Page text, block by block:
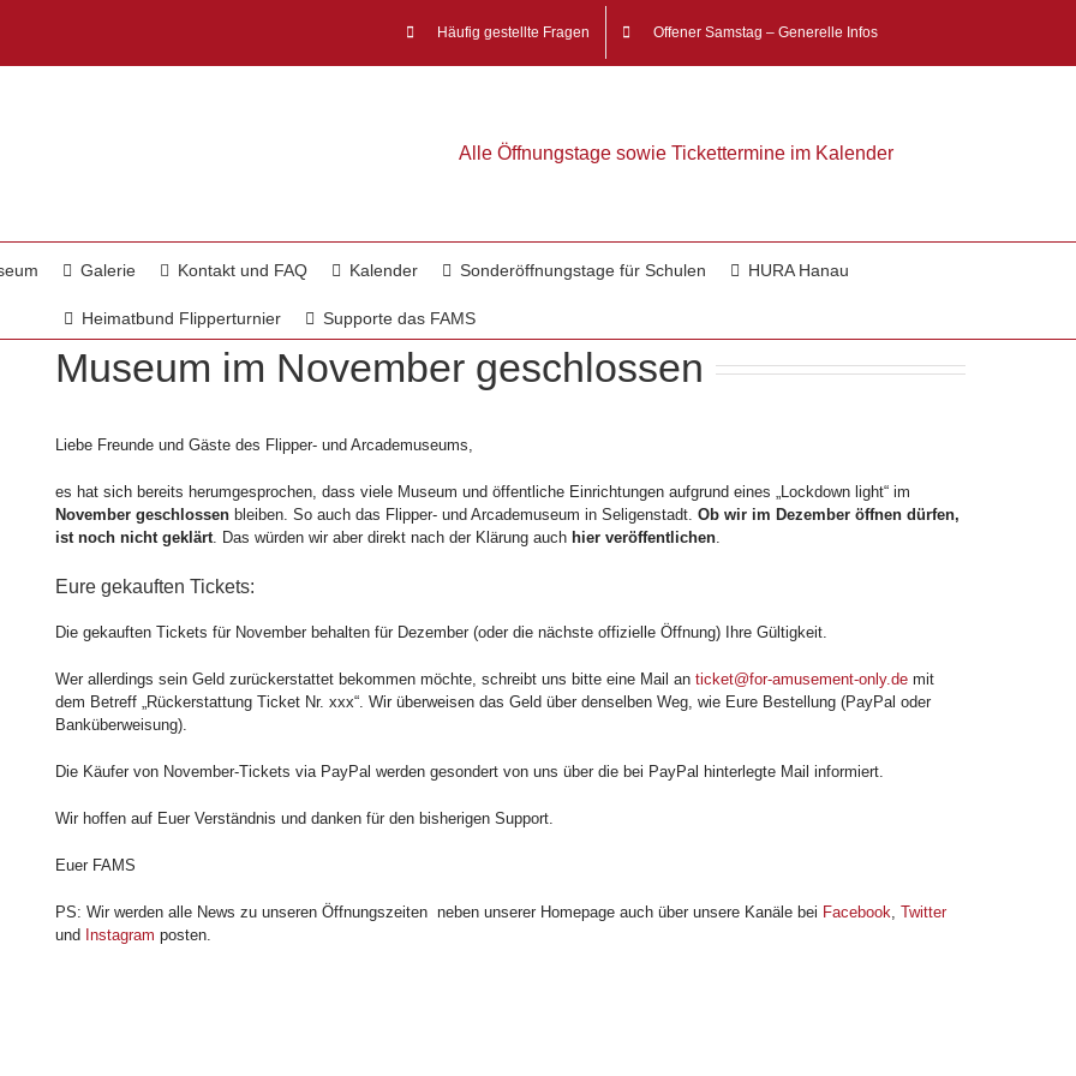
Häufig gestellte Fragen Offener Samstag – Generelle Infos
Alle Öffnungstage sowie Tickettermine im Kalender
Galerie Kontakt und FAQ Kalender Sonderöffnungstage für Schulen HURA Hanau
Heimatbund Flipperturnier Supporte das FAMS
Museum im November geschlossen
Liebe Freunde und Gäste des Flipper- und Arcademuseums,
es hat sich bereits herumgesprochen, dass viele Museum und öffentliche Einrichtungen aufgrund eines „Lockdown light“ im
November geschlossen bleiben. So auch das Flipper- und Arcademuseum in Seligenstadt.Ob wir im Dezember öffnen dürfen,
ist noch nicht geklärt. Das würden wir aber direkt nach der Klärung auch hier veröffentlichen.
Eure gekauften Tickets:
Die gekauften Tickets für November behalten für Dezember (oder die nächste offizielle Öffnung) Ihre Gültigkeit.
Wer allerdings sein Geld zurückerstattet bekommen möchte, schreibt uns bitte eine Mail anticket@for-amusement-only.de mit
dem Betreff „Rückerstattung Ticket Nr. xxx“. Wir überweisen das Geld über denselben Weg, wie Eure Bestellung (PayPal oder
Banküberweisung).
Die Käufer von November-Tickets via PayPal werden gesondert von uns über die bei PayPal hinterlegte Mail informiert.
Wir hoffen auf Euer Verständnis und danken für den bisherigen Support.
Euer FAMS
PS: Wir werden alle News zu unseren Öffnungszeiten neben unserer Homepage auch über unsere Kanäle bei Facebook,Twitter
und Instagram posten.